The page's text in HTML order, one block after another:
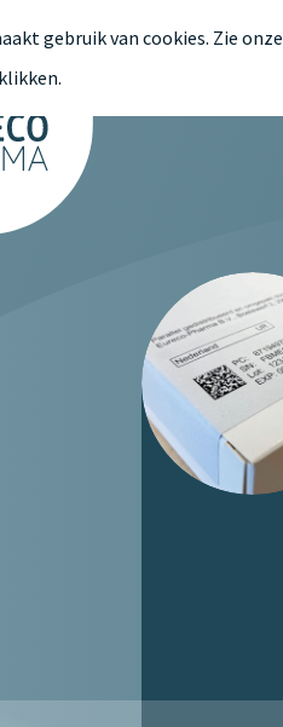
gebruik van cookies. Zie onze